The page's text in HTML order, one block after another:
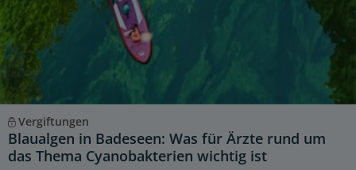
Vergiftungen
Blaualgen in Badeseen: Was für Ärzte rund um
das Thema Cyanobakterien wichtig ist